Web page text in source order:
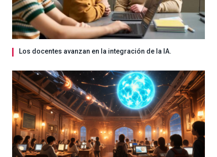
Los docentes avanzan en la integración de la IA.